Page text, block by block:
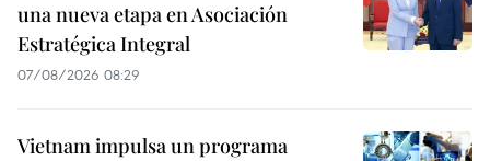
una nueva etapa en Asociación
Estratégica Integral
07/08/2026 08:29
Vietnam impulsa un programa